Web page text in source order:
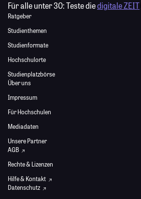
Für alle unter 30:Teste diedigitale ZEIT
Ratgeber
Studienthemen
Studienformate
Hochschulorte
Studienplatzbörse
Über uns
Impressum
Für Hochschulen
Mediadaten
Unsere Partner
AGB
Rechte & Lizenzen
Hilfe & Kontakt
Datenschutz